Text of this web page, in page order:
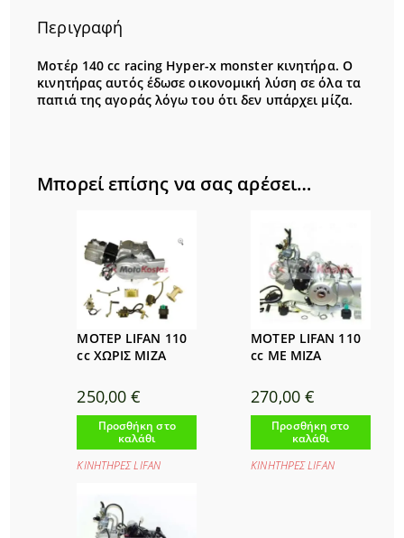
Περιγραφή
Μοτέρ 140 cc racing Hyper-x monster κινητήρα. Ο
κινητήρας αυτός έδωσε οικονομική λύση σε όλα τα
παπιά της αγοράς λόγω του ότι δεν υπάρχει μίζα.
Μπορεί επίσης να σας αρέσει…
ΜΟΤΕΡ LIFAN 110
cc ΧΩΡΙΣ ΜΙΖΑ
250,00€
Προσθήκη στο
καλάθι
ΚΙΝΗΤΗΡΕΣ LIFAΝ
ΜΟΤΕΡ LIFAN 110
cc ΜΕ ΜΙΖΑ
270,00 €
Προσθήκη στο
καλάθι
ΚΙΝΗΤΗΡΕΣ LIFAΝ